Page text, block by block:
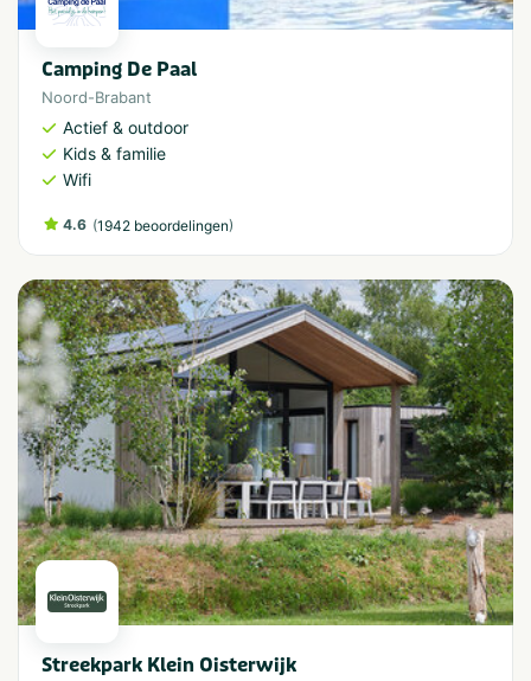
Camping De Paal
Noord-Brabant
Actief & outdoor
Kids & familie
Wifi
4.6 (1942 beoordelingen)
Streekpark Klein Oisterwijk